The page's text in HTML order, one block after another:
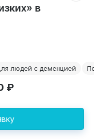
в
людей с деменцией
₽